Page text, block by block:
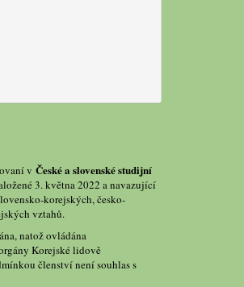
v České a slovenské studijní
3. května 2022 a navazující
korejských, česko-
vztahů.
natož ovládána
Korejské lidově
členství není souhlas s